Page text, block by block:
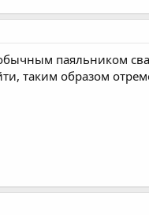
паяльником
таким образом